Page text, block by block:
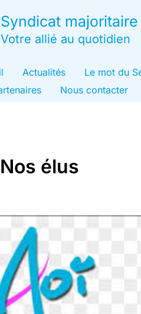
Syndicat
Votre allié au quotidien
Actualités Le mot du
Nous contacter
Nos élus